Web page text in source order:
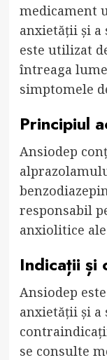
medicament
anxietății și a
este utilizat
întreaga
simptomele
Principiul
Ansiodep
responsabil
anxiolitice
Indicații și
Ansiodep
anxietății și a
se consulte